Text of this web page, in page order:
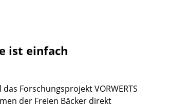
ist einfach
Forschungsprojekt VORWERTS
der Freien Bäcker direkt